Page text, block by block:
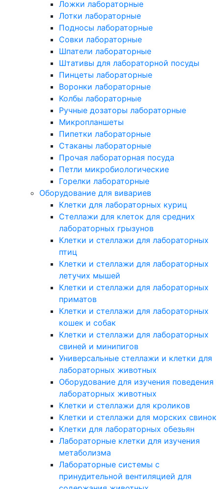
Ложки лабораторные
Лотки лабораторные
Подносы лабораторные
Совки лабораторные
Шпатели лабораторные
Штативы для лабораторной посуды
Пинцеты лабораторные
Воронки лабораторные
Колбы лабораторные
Ручные дозаторы лабораторные
Микропланшеты
Пипетки лабораторные
Стаканы лабораторные
Прочая лабораторная посуда
Петли микробиологические
Горелки лабораторные
Оборудование для вивариев
Клетки для лабораторных куриц
Стеллажи для клеток для средних
лабораторных грызунов
Клетки и стеллажи для лабораторных
птиц
Клетки и стеллажи для лабораторных
летучих мышей
Клетки и стеллажи для лабораторных
приматов
Клетки и стеллажи для лабораторных
кошек и собак
Клетки и стеллажи для лабораторных
свиней и минипигов
Универсальные стеллажи и клетки для
лабораторных животных
Оборудование для изучения поведения
лабораторных животных
Клетки и стеллажи для кроликов
Клетки и стеллажи для морских свинок
Клетки для лабораторных обезьян
Лабораторные клетки для изучения
метаболизма
Лабораторные системы с
принудительной вентиляцией для